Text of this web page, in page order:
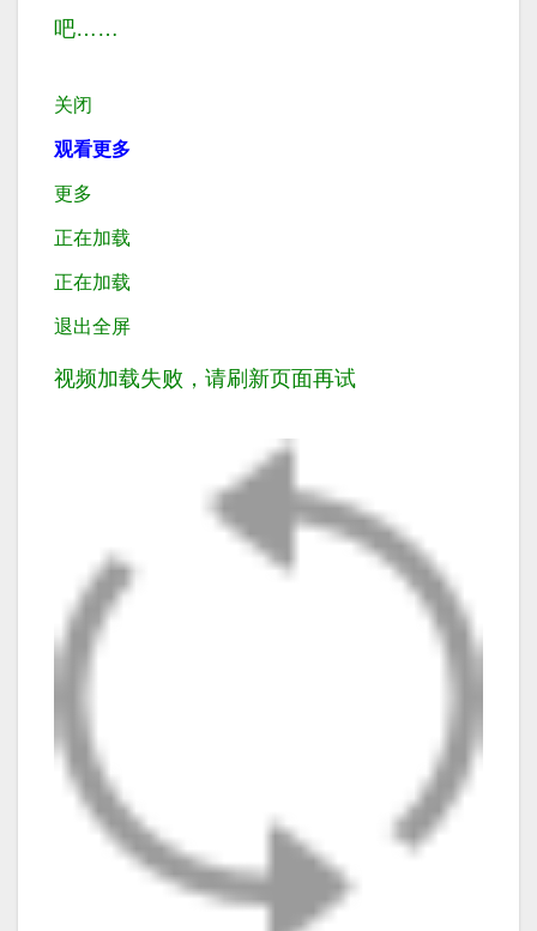
吧……
关闭
观看更多
更多
正在加载
正在加载
退出全屏
视频加载失败，请刷新页面再试